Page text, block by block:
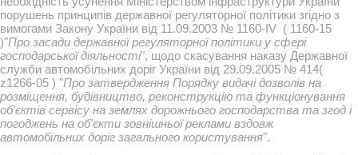
порушень принципів державної регуляторної політики згідно з
вимогами Закону України від 11.09.2003 № 1160-IV ( 1160-15
)"Про засади державної регуляторної політики у сфері
господарської діяльності", щодо скасування наказу Державної
служби автомобільних доріг України від 29.09.2005 № 414(
z1266-05 ) "Про затвердження Порядку видачі дозволів на
розміщення, будівництво, реконструкцію та функціонування
об'єктів сервісу на землях дорожнього господарства та згод і
погоджень на об'єкти зовнішньої реклами вздовж
автомобільних доріг загального користування".